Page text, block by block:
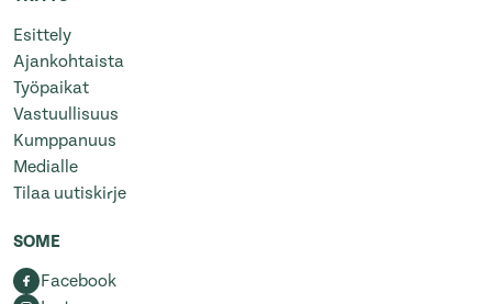
Esittely
Ajankohtaista
Työpaikat
Vastuullisuus
Kumppanuus
Medialle
Tilaa uutiskirje
SOME
Facebook